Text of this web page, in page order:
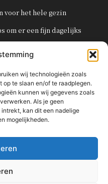
wij technologieën zoals
op te slaan en/of te raadplegen.
kunnen wij gegevens zoals
Als je geen
kan dit een nadelige
mogelijkheden.
voor het hele gezin
om er een fijn dagelijks
kinderfeestje
80